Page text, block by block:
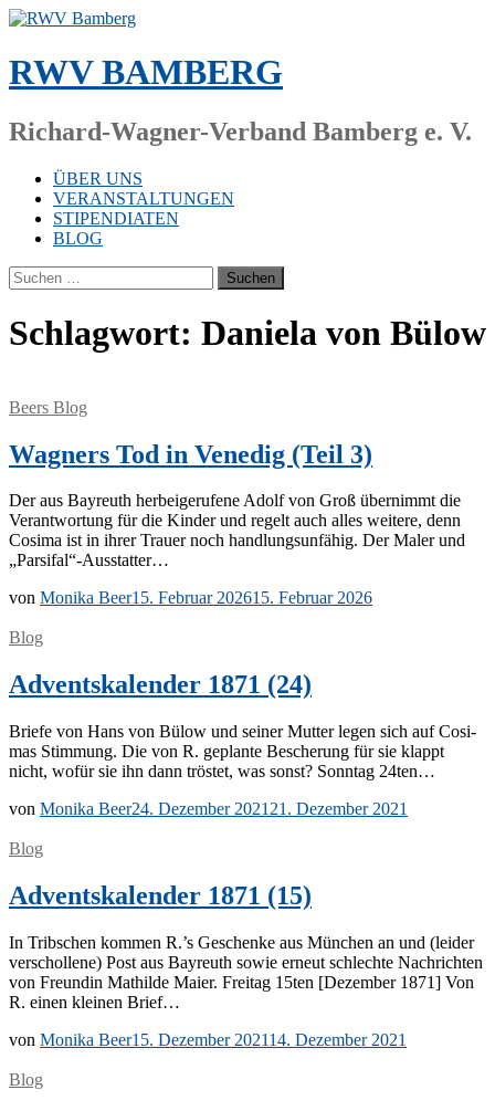
Zum
springen
RWV BAMBERG
Richard-Wagner-Verband Bamberg e. V.
ÜBER UNS
VERANSTALTUNGEN
STIPENDIATEN
BLOG
Suchen
nach:
Schlagwort: Daniela von Bülow
Beers Blog
Wagners Tod in Venedig (Teil 3)
Der aus Bay­reuth her­bei­ge­ru­fe­ne Adolf von Groß über­nimmt die
Ver­ant­wor­tung für die Kin­der und re­gelt auch al­les wei­te­re, denn
Co­si­ma ist in ih­rer Trau­er noch hand­lungs­un­fä­hig. Der Ma­ler und
„Parsifal“-Ausstatter…
von Monika Beer15. Februar 202615. Februar 2026
Blog
Adventskalender 1871 (24)
Brie­fe von Hans von Bülow und sei­ner Mut­ter le­gen sich auf Co­si­
mas Stim­mung. Die von R. ge­plan­te Be­sche­rung für sie klappt
nicht, wo­für sie ihn dann trös­tet, was sonst? Sonn­tag 24ten…
von Monika Beer24. Dezember 2021 21. Dezember 2021
Blog
Adventskalender 1871 (15)
In Trib­schen kom­men R.’s Ge­schen­ke aus Mün­chen an und (lei­der
ver­schol­le­ne) Post aus Bay­reuth so­wie er­neut schlech­te Nach­rich­ten
von Freun­din Mat­hil­de Mai­er. Frei­tag 15ten [De­zem­ber 1871] Von
R. ei­nen klei­nen Brief…
von Monika Beer15. Dezember 202114. Dezember 2021
Blog